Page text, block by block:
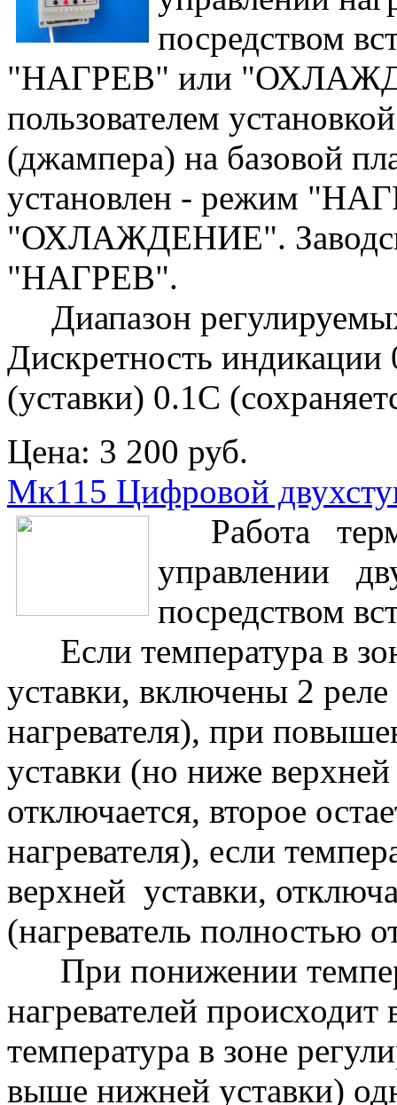
посредством
"НАГРЕВ" или
пользователем
(джампера) на базовой
установлен - режим
"ОХЛАЖДЕНИЕ".
"НАГРЕВ".
Диапазон
Дискретность индикации
(уставки) 0.1С
Цена: 3 200 руб.
Мк115 Цифровой
Работа
управлении
посредством
Если температура в
уставки, включены 2 реле
нагревателя), при
уставки (но ниже
отключается, второе
нагревателя), если
верхней уставки,
(нагреватель полностью
При понижении
нагревателей
температура в зоне
выше нижней уставки)